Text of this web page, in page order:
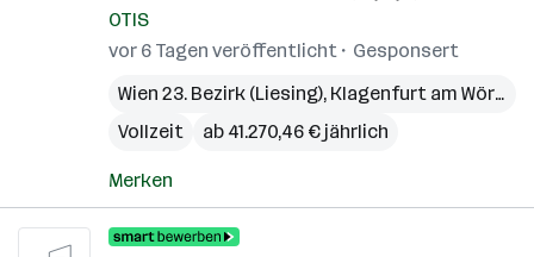
OTIS
vor 6 Tagen veröffentlicht
Gesponsert
Wien 23. Bezirk (Liesing), Klagenfurt am Wörthersee
Vollzeit
ab 41.270,46 € jährlich
Merken